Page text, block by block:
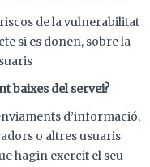
de la vulnerabilitat
si es donen, sobre la
baixes del servei?
d’informació,
o altres usuaris
hagin exercit el seu